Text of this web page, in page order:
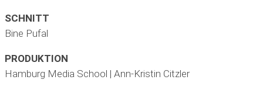
SCHNITT
Bine Pufal
PRODUKTION
Hamburg Media School | Ann-Kristin Citzler